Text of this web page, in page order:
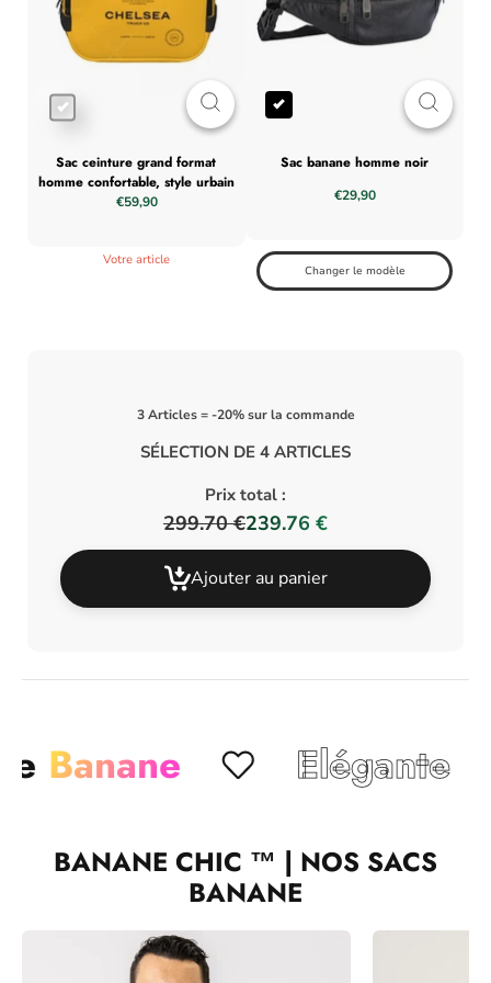
sac ceinture grand format
homme confortable, style urbain
€59,90
Votre article
sac banane homme noir
€29,90
Changer le modèle
SÉLECTION DE 4 ARTICLES
Prix total :
299.70 €239.76 €
Ajouter au panier
3 Articles = -20% sur la commande
Elégante Chic
BANANE CHIC ™ | NOS SACS
BANANE